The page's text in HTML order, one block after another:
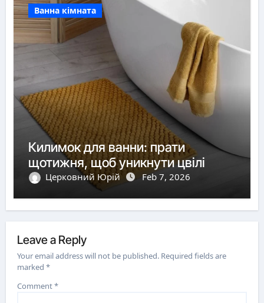
Ванна кімната
Килимок для ванни: прати
щотижня, щоб уникнути цвілі
Церковний Юрій Feb 7, 2026
Leave a Reply
Your email address will not be published. Required fields are
marked*
Comment*